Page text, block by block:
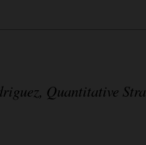
Quantitative